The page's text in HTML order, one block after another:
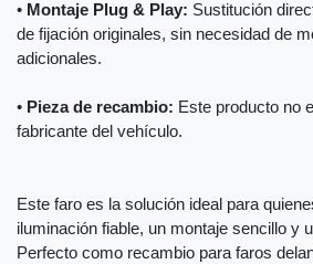
• Montaje Plug & Play: Sustitución
de fijación originales, sin necesidad de
adicionales.
• Pieza de recambio: Este producto no
fabricante del vehículo.
Este faro es la solución ideal para
iluminación fiable, un montaje sencillo y
Perfecto como recambio para faros